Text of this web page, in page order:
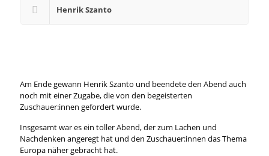
Henrik Szanto
Am Ende gewann Henrik Szanto und beendete den Abend auch
noch mit einer Zugabe, die von den begeisterten
Zuschauer:innen gefordert wurde.
Insgesamt war es ein toller Abend, der zum Lachen und
Nachdenken angeregt hat und den Zuschauer:innen das Thema
Europa näher gebracht hat.